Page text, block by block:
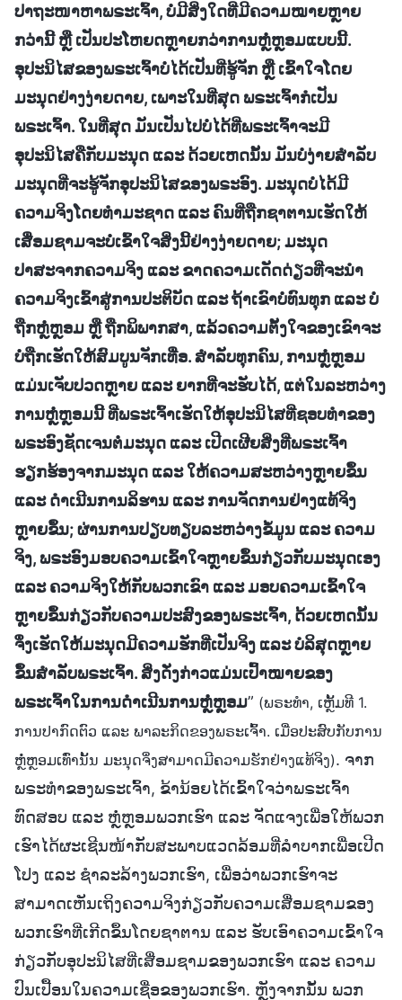
ປາຖະໜາຫາພຣະເຈົ້າ, ບໍ່ມີສິ່ງໃດທີ່ມີຄວາມໝາຍຫຼາຍ
ກວ່ານີ້ ຫຼື ເປັນປະໂຫຍດຫຼາຍກວ່າການຫຼໍ່ຫຼອມແບບນີ້.
ອຸປະນິໄສຂອງພຣະເຈົ້າບໍ່ໄດ້ເປັນທີ່ຮູ້ຈັກ ຫຼື ເຂົ້າໃຈໂດຍ
ມະນຸດຢ່າງງ່າຍດາຍ, ເພາະໃນທີ່ສຸດ ພຣະເຈົ້າກໍເປັນ
ພຣະເຈົ້າ. ໃນທີ່ສຸດ ມັນເປັນໄປບໍ່ໄດ້ທີ່ພຣະເຈົ້າຈະມີ
ອຸປະນິໄສຄືກັບມະນຸດ ແລະ ດ້ວຍເຫດນັ້ນ ມັນບໍ່ງ່າຍສຳລັບ
ມະນຸດທີ່ຈະຮູ້ຈັກອຸປະນິໄສຂອງພຣະອົງ. ມະນຸດບໍ່ໄດ້ມີ
ຄວາມຈິງໂດຍທຳມະຊາດ ແລະ ຄົນທີ່ຖືກຊາຕານເຮັດໃຫ້
ເສື່ອມຊາມຈະບໍ່ເຂົ້າໃຈສິ່ງນີ້ຢ່າງງ່າຍດາຍ; ມະນຸດ
ປາສະຈາກຄວາມຈິງ ແລະ ຂາດຄວາມເດັດດ່ຽວທີ່ຈະນໍາ
ຄວາມຈິງເຂົ້າສູ່ການປະຕິບັດ ແລະ ຖ້າເຂົາບໍ່ທົນທຸກ ແລະ ບໍ່
ຖືກຫຼໍ່ຫຼອມ ຫຼື ຖືກພິພາກສາ, ແລ້ວຄວາມຕັ້ງໃຈຂອງເຂົາຈະ
ບໍ່ຖືກເຮັດໃຫ້ສົມບູນຈັກເທື່ອ. ສຳລັບທຸກຄົນ, ການຫຼໍ່ຫຼອມ
ແມ່ນເຈັບປວດຫຼາຍ ແລະ ຍາກທີ່ຈະຮັບໄດ້, ແຕ່ໃນລະຫວ່າງ
ການຫຼໍ່ຫຼອມນີ້ ທີ່ພຣະເຈົ້າເຮັດໃຫ້ອຸປະນິໄສທີ່ຊອບທຳຂອງ
ພຣະອົງຊັດເຈນຕໍ່ມະນຸດ ແລະ ເປີດເຜີຍສິ່ງທີ່ພຣະເຈົ້າ
ຮຽກຮ້ອງຈາກມະນຸດ ແລະ ໃຫ້ຄວາມສະຫວ່າງຫຼາຍຂຶ້ນ
ແລະ ດຳເນີນການລິຮານ ແລະ ການຈັດການຢ່າງແທ້ຈິງ
ຫຼາຍຂຶ້ນ; ຜ່ານການປຽບທຽບລະຫວ່າງຂໍ້ມູນ ແລະ ຄວາມ
ຈິງ, ພຣະອົງມອບຄວາມເຂົ້າໃຈຫຼາຍຂຶ້ນກ່ຽວກັບມະນຸດເອງ
ແລະ ຄວາມຈິງໃຫ້ກັບພວກເຂົາ ແລະ ມອບຄວາມເຂົ້າໃຈ
ຫຼາຍຂຶ້ນກ່ຽວກັບຄວາມປະສົງຂອງພຣະເຈົ້າ, ດ້ວຍເຫດນັ້ນ
ຈຶ່ງເຮັດໃຫ້ມະນຸດມີຄວາມຮັກທີ່ເປັນຈິງ ແລະ ບໍລິສຸດຫຼາຍ
ຂຶ້ນສໍາລັບພຣະເຈົ້າ. ສິ່ງດັ່ງກ່າວແມ່ນເປົ້າໝາຍຂອງ
ພຣະເຈົ້າໃນການດໍາເນີນການຫຼໍ່ຫຼອມ” (ພຣະທຳ, ເຫຼັ້ມທີ 1.
ການປາກົດຕົວ ແລະ ພາລະກິດຂອງພຣະເຈົ້າ. ເມື່ອປະສົບກັບການ
ຫຼໍ່ຫຼອມເທົ່ານັ້ນ ມະນຸດຈຶ່ງສາມາດມີຄວາມຮັກຢ່າງແທ້ຈິງ). ຈາກ
ພຣະທຳຂອງພຣະເຈົ້າ, ຂ້ານ້ອຍໄດ້ເຂົ້າໃຈວ່າພຣະເຈົ້າ
ທົດສອບ ແລະ ຫຼໍ່ຫຼອມພວກເຮົາ ແລະ ຈັດແຈງເພື່ອໃຫ້ພວກ
ເຮົາໄດ້ຜະເຊີນໜ້າກັບສະພາບແວດລ້ອມທີ່ລຳບາກເພື່ອເປີດ
ໂປງ ແລະ ຊໍາລະລ້າງພວກເຮົາ, ເພື່ອວ່າພວກເຮົາຈະ
ສາມາດເຫັນເຖິງຄວາມຈິງກ່ຽວກັບຄວາມເສື່ອມຊາມຂອງ
ພວກເຮົາທີ່ເກີດຂຶ້ນໂດຍຊາຕານ ແລະ ຮັບເອົາຄວາມເຂົ້າໃຈ
ກ່ຽວກັບອຸປະນິໄສທີ່ເສື່ອມຊາມຂອງພວກເຮົາ ແລະ ຄວາມ
ປົນເປື້ອນໃນຄວາມເຊື່ອຂອງພວກເຮົາ. ຫຼັງຈາກນັ້ນ ພວກ